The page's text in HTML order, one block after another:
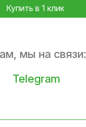
Купить в 1 клик
мы на связи:
Telegram